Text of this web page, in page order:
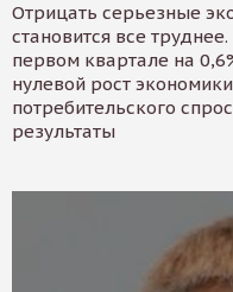
Отрицать серьезные
становится все
первом квартале на
нулевой рост
потребительского
результаты